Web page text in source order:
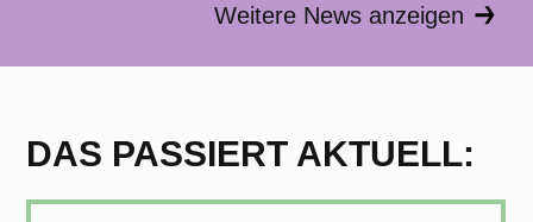
Weitere News anzeigen
DAS PASSIERT AKTUELL: